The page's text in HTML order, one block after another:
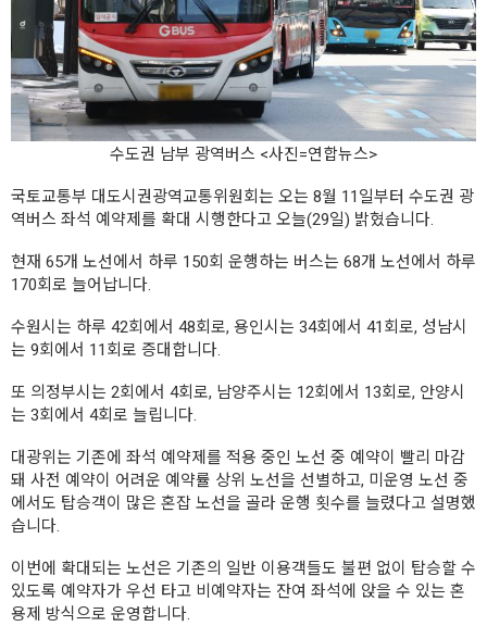
수도권 남부 광역버스 <사진=연합뉴스>
국토교통부 대도시권광역교통위원회는 오는 8월 11일부터 수도권 광
역버스 좌석 예약제를 확대 시행한다고 오늘(29일) 밝혔습니다.
현재 65개 노선에서 하루 150회 운행하는 버스는 68개 노선에서 하루
170회로 늘어납니다.
수원시는 하루 42회에서 48회로, 용인시는 34회에서 41회로, 성남시
는 9회에서 11회로 증대합니다.
또 의정부시는 2회에서 4회로, 남양주시는 12회에서 13회로, 안양시
는 3회에서 4회로 늘립니다.
대광위는 기존에 좌석 예약제를 적용 중인 노선 중 예약이 빨리 마감
돼 사전 예약이 어려운 예약률 상위 노선을 선별하고, 미운영 노선 중
에서도 탑승객이 많은 혼잡 노선을 골라 운행 횟수를 늘렸다고 설명했
습니다.
이번에 확대되는 노선은 기존의 일반 이용객들도 불편 없이 탑승할 수
있도록 예약자가 우선 타고 비예약자는 잔여 좌석에 앉을 수 있는 혼
용제 방식으로 운영합니다.